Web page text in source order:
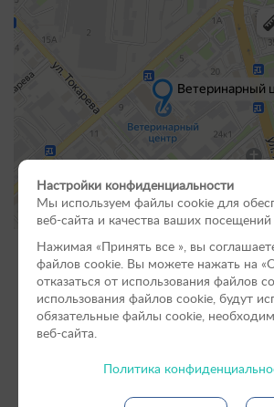
Услуги и цены
Настройки конфиденциальности
Мы используем файлы cookie для
веб-сайта и качества ваших посещений
Нажимая «Принять вce », вы
файлов cookie. Вы можете нажать на
отказаться от использования файлов
использования файлов cookie, будут
обязательные файлы cookie,
веб-сайта.
Политика